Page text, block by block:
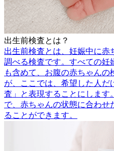
出生前検査とは？
出生前検査とは、妊娠中に赤
調べる検査です。すべての妊
も含めて、お腹の赤ちゃん
が、ここでは、希望した人だ
査」と表現することにします
で、赤ちゃんの状態に合わせ
ることができます。